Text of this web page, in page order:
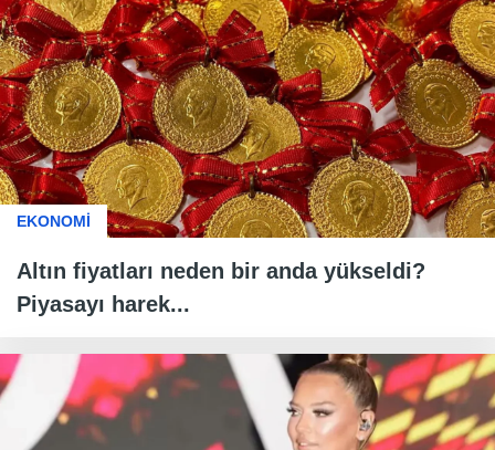
EKONOMİ
Altın fiyatları neden bir anda yükseldi?
Piyasayı harek...